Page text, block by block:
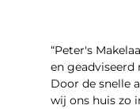
“Peter's
en geadviseerd
Door de snelle
wij ons huis zo